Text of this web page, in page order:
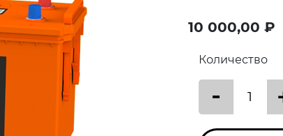
10 000,00 ₽
Количество